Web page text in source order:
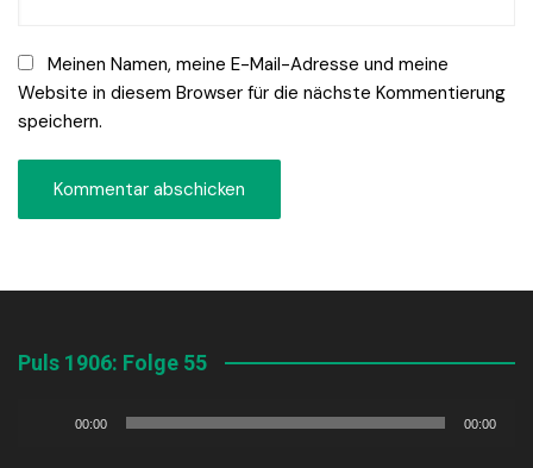
Meinen Namen, meine E-Mail-Adresse und meine
Website in diesem Browser für die nächste Kommentierung
speichern.
Puls 1906: Folge 55
00:00 00:00